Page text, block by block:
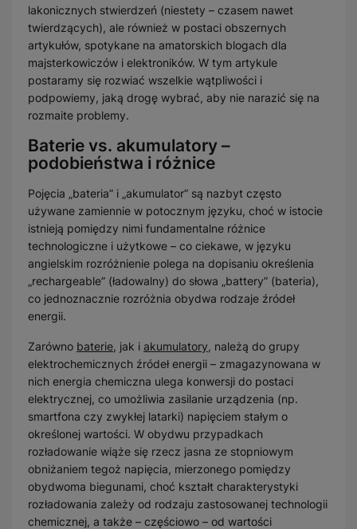
lakonicznych stwierdzeń (niestety – czasem nawet
twierdzących), ale również w postaci obszernych
artykułów, spotykane na amatorskich blogach dla
majsterkowiczów i elektroników. W tym artykule
postaramy się rozwiać wszelkie wątpliwości i
podpowiemy, jaką drogę wybrać, aby nie narazić się na
rozmaite problemy.
Baterie vs. akumulatory –
podobieństwa i różnice
Pojęcia „bateria” i „akumulator” są nazbyt często
używane zamiennie w potocznym języku, choć w istocie
istnieją pomiędzy nimi fundamentalne różnice
technologiczne i użytkowe – co ciekawe, w języku
angielskim rozróżnienie polega na dopisaniu określenia
„rechargeable” (ładowalny) do słowa „battery” (bateria),
co jednoznacznie rozróżnia obydwa rodzaje źródeł
energii.
Zarówno baterie, jak i akumulatory, należą do grupy
elektrochemicznych źródeł energii – zmagazynowana w
nich energia chemiczna ulega konwersji do postaci
elektrycznej, co umożliwia zasilanie urządzenia (np.
smartfona czy zwykłej latarki) napięciem stałym o
określonej wartości. W obydwu przypadkach
rozładowanie wiąże się rzecz jasna ze stopniowym
obniżaniem tegoż napięcia, mierzonego pomiędzy
obydwoma biegunami, choć kształt charakterystyki
rozładowania zależy od rodzaju zastosowanej technologii
chemicznej, a także – częściowo – od wartości